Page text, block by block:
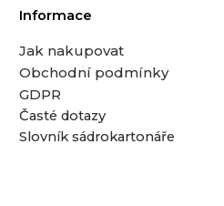
Informace
Jak nakupovat
Obchodní podmínky
GDPR
Časté dotazy
Slovník sádrokartonáře